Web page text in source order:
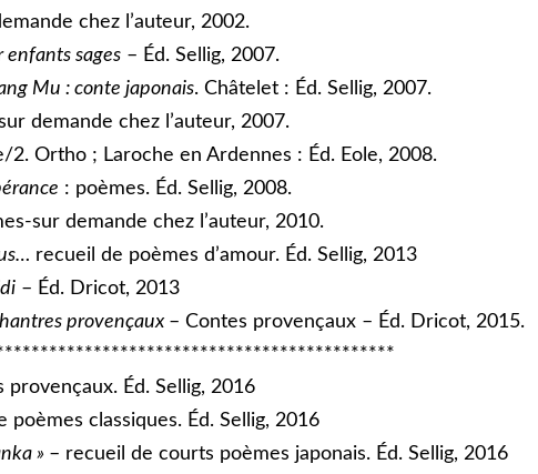
chez l’auteur, 2002.
enfants sages – Éd. Sellig, 2007.
Mu : conte japonais. Châtelet : Éd. Sellig, 2007.
demande chez l’auteur, 2007.
2. Ortho ; Laroche en Ardennes : Éd. Eole, 2008.
: poèmes. Éd. Sellig, 2008.
sur demande chez l’auteur, 2010.
recueil de poèmes d’amour. Éd. Sellig, 2013
– Éd. Dricot, 2013
provençaux – Contes provençaux – Éd. Dricot, 2015.
Éd. Sellig, 2016
poèmes classiques. Éd. Sellig, 2016
» – recueil de courts poèmes japonais. Éd. Sellig, 2016